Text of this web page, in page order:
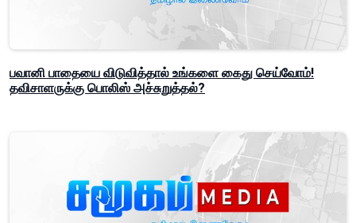
பவானி பாதையை விடுவித்தால் உங்களை கைது செய்வோம்!
தவிசாளருக்கு பொலிஸ் அச்சுறுத்தல்?